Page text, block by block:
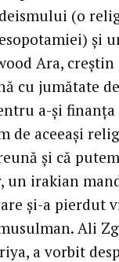
(o
și
Ara, creștin
cu jumătate de
a-și finanța
de aceeași
și că
un irakian
și-a pierdut
Ali
a vorbit